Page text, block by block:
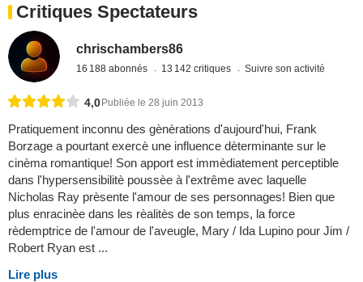
Critiques Spectateurs
chrischambers86
16 188 abonnés 13 142 critiques Suivre son activité
4,0Publiée le 28 juin 2013
Pratiquement inconnu des gènèrations d'aujourd'hui, Frank
Borzage a pourtant exercè une influence dèterminante sur le
cinèma romantique! Son apport est immèdiatement perceptible
dans l'hypersensibilitè poussèe à l'extrême avec laquelle
Nicholas Ray prèsente l'amour de ses personnages! Bien que
plus enracinèe dans les rèalitès de son temps, la force
rèdemptrice de l'amour de l'aveugle, Mary / Ida Lupino pour Jim /
Robert Ryan est ...
Lire plus